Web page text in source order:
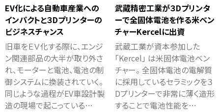
EV化による自動車産業への
インパクトと３Dプリンターの
ビジネスチャンス
旧車をＥＶ化する際に、エンジ
ン関連部品の大半が取り外さ
れ、モーターと電池、電池の制
御システムに換装されていく。
同じような過程がEV車設計製
造の現場で起こっている…
武蔵精密工業が３Dプリンタ
ーで全固体電池を作る米ベン
チャーKercelに出資
武蔵工業が資本参加した
「Kercel」 は米固体電池ベン
チャー。 全固体電池の電解質
に採用しているセラミックを３
Dプリンターで非常に薄く造形
することで電池性能を…